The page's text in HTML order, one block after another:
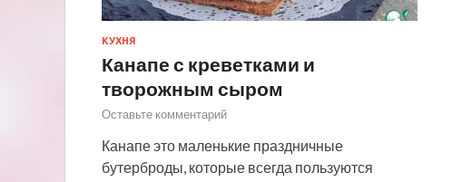
КУХНЯ
Канапе с креветками и
творожным сыром
Оставьте комментарий
Канапе это маленькие праздничные
бутерброды, которые всегда пользуются